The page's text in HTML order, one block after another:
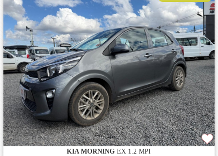
KIA MORNING EX 1.2 MPI